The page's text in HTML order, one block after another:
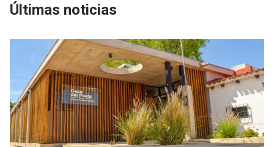
Últimas noticias